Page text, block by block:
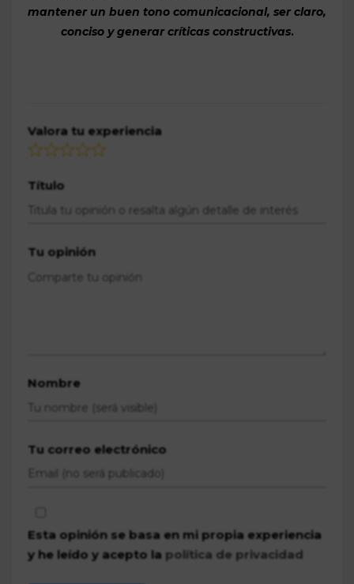
mantener un buen tono comunicacional, ser claro,
conciso y generar críticas constructivas.
Valora tu experiencia
Título
Tu opinión
Nombre
Tu correo electrónico
Esta opinión se basa en mi propia experiencia
y he leído y acepto la política de privacidad